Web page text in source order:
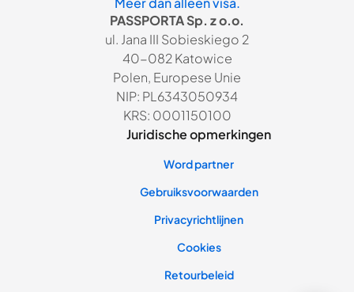
PASSPORTA Sp. z o.o.
ul. Jana III Sobieskiego 2
40-082 Katowice
Polen, Europese Unie
NIP: PL6343050934
KRS: 0001150100
Juridische opmerkingen
Word partner
Gebruiksvoorwaarden
Privacyrichtlijnen
Cookies
Retourbeleid